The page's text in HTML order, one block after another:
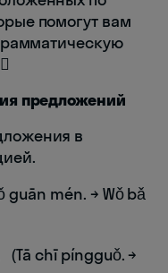
помогут вам
предложений
в
guān mén. → Wǒ bǎ
(Tā chī píngguǒ. →